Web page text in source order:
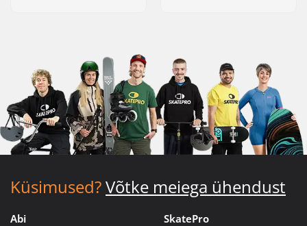
Küsimused?Võtke meiega ühendust
Abi SkatePro